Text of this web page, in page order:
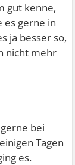
gut kenne,
es gerne in
ja besser so,
nicht mehr
bei
Tagen
es.